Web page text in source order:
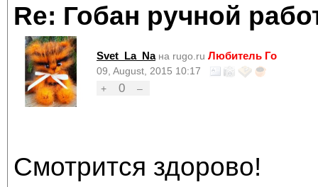
Re: Гобан ручной
Svet_La_Na на rugo.ru Любитель Го
09, August, 2015 10:17
+
0 –
Смотрится здорово!